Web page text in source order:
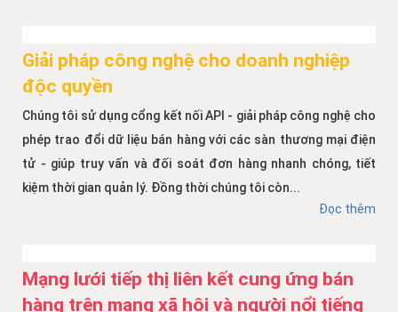
Giải pháp công nghệ cho doanh nghiệp
độc quyền
Chúng tôi sử dụng cổng kết nối API - giải pháp công nghệ cho
phép trao đổi dữ liệu bán hàng với các sàn thương mại điện
tử - giúp truy vấn và đối soát đơn hàng nhanh chóng, tiết
kiệm thời gian quản lý. Đồng thời chúng tôi còn...
Đọc thêm
Mạng lưới tiếp thị liên kết cung ứng bán
hàng trên mạng xã hội và người nổi tiếng